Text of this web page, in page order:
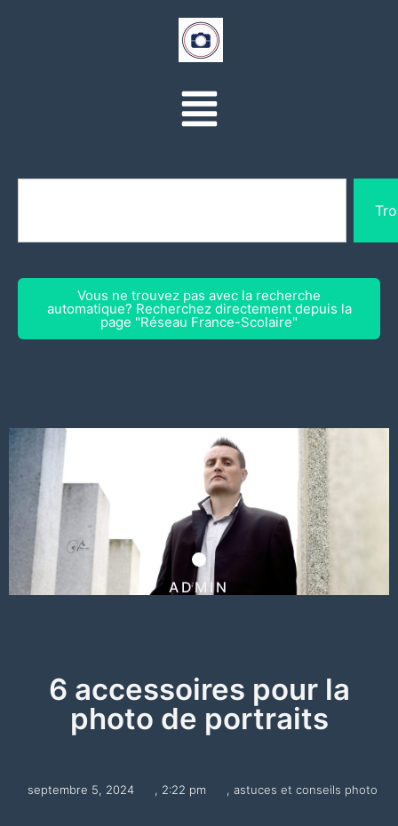
Vous ne trouvez pas avec la recherche
automatique? Recherchez directement depuis la
page "Réseau France-Scolaire"
ADMIN
6 accessoires pour la
photo de portraits
septembre 5, 2024 , 2:22 pm , astuces et conseils photo